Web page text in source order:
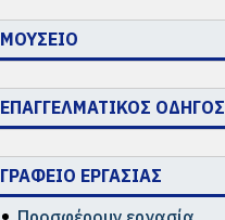
ΜΟΥΣΕΙΟ
ΕΠΑΓΓΕΛΜΑΤΙΚΟΣ ΟΔΗΓΟΣ
ΓΡΑΦΕΙΟ ΕΡΓΑΣΙΑΣ